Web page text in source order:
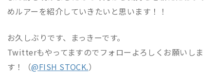
めルアーを紹介していきたいと思います！！
お久しぶりです、まっきーです。
Twitterもやってますのでフォローよろしくお願いしま
す！（@FISH STOCK.）